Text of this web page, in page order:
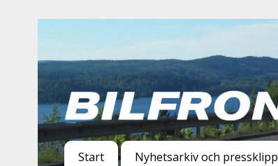
Start Nyhetsarkiv och pressklipp